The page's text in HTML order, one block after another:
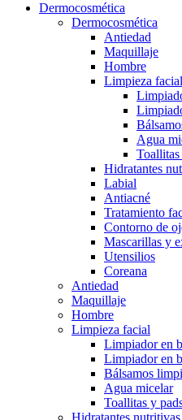
Dermocosmética
Dermocosmética
Antiedad
Maquillaje
Hombre
Limpieza facial
Agua
Hidratantes
Labial
Antiacné
Tratamiento
Contorno de
Mascarillas y
Utensilios
Coreana
Antiedad
Maquillaje
Hombre
Limpieza facial
Limpiador en
Limpiador en
Bálsamos
Agua micelar
Toallitas y
Hidratantes nutritivas